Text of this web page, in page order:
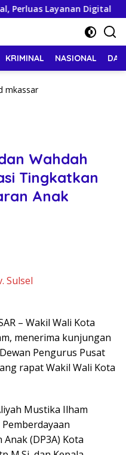
Layanan Digital
KRIMINAL NASIONAL
Wahdah
Tingkatkan
Anak
– Wakil Wali Kota
menerima kunjungan
Pengurus Pusat
rapat Wakil Wali Kota
Mustika Ilham
(DP3A) Kota